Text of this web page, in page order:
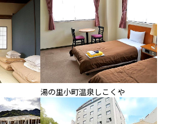
湯の里小町温泉しこくや